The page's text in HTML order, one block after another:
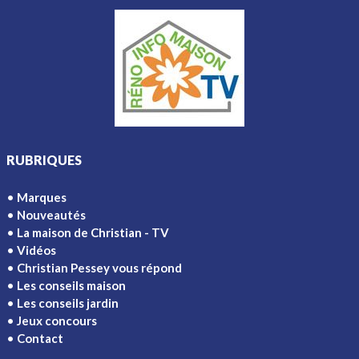
RUBRIQUES
Marques
Nouveautés
La maison de Christian - TV
Vidéos
Christian Pessey vous répond
Les conseils maison
Les conseils jardin
Jeux concours
Contact